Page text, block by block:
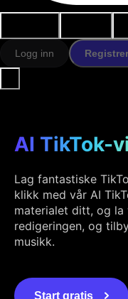
Logg inn
AI TikTok-
Lag fantastiske
klikk med vår AI
materialet ditt, og la
redigeringen, og
musikk.
Start gratis